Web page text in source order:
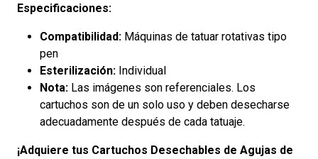
Especificaciones:
Compatibilidad: Máquinas de tatuar rotativas tipo
pen
Esterilización: Individual
Nota: Las imágenes son referenciales. Los
cartuchos son de un solo uso y deben desecharse
adecuadamente después de cada tatuaje.
¡Adquiere tus Cartuchos Desechables de Agujas de